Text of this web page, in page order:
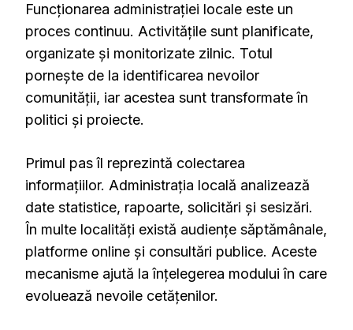
Funcționarea administrației locale este un
proces continuu. Activitățile sunt planificate,
organizate și monitorizate zilnic. Totul
pornește de la identificarea nevoilor
comunității, iar acestea sunt transformate în
politici și proiecte.
Primul pas îl reprezintă colectarea
informațiilor. Administrația locală analizează
date statistice, rapoarte, solicitări și sesizări.
În multe localități există audiențe săptămânale,
platforme online și consultări publice. Aceste
mecanisme ajută la înțelegerea modului în care
evoluează nevoile cetățenilor.